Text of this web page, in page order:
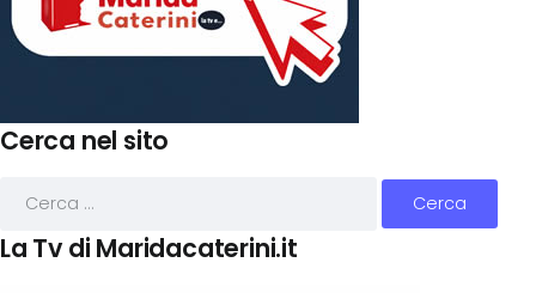
Cerca nel sito
La Tv di Maridacaterini.it